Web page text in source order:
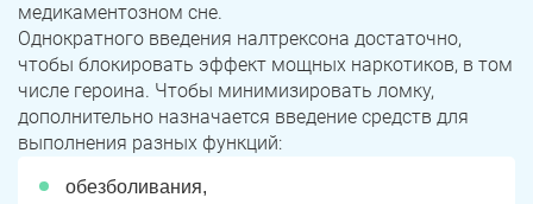
медикаментозном сне.
Однократного введения налтрексона достаточно,
чтобы блокировать эффект мощных наркотиков, в том
числе героина. Чтобы минимизировать ломку,
дополнительно назначается введение средств для
выполнения разных функций:
обезболивания,